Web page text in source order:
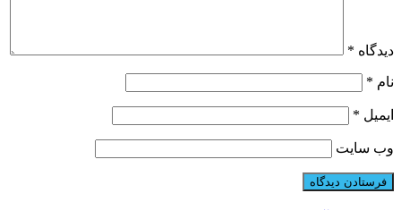
دیدگاه *
نام *
ایمیل *
وب‌ سایت